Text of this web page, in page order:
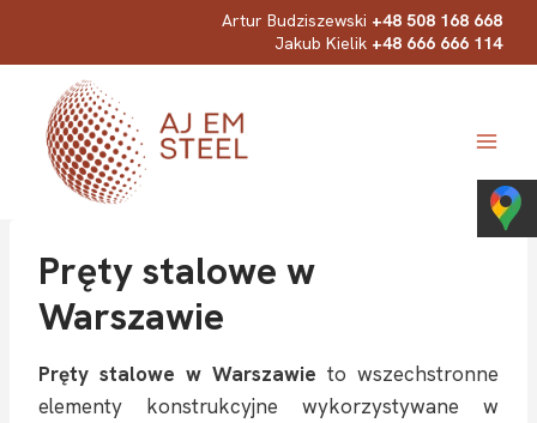
Artur Budziszewski +48 508 168 668
Jakub Kielik +48 666 666 114
Pręty stalowe w
Warszawie
Pręty stalowe w Warszawie to wszechstronne
elementy konstrukcyjne wykorzystywane w